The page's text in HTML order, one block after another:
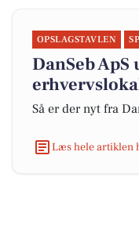
OPSLAGSTAVLEN
DanSeb ApS
Så er der nyt fra
Læs hele artiklen